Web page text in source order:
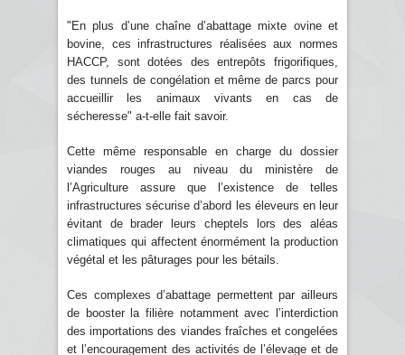
"En plus d’une chaîne d’abattage mixte ovine et
bovine, ces infrastructures réalisées aux normes
HACCP, sont dotées des entrepôts frigorifiques,
des tunnels de congélation et même de parcs pour
accueillir les animaux vivants en cas de
sécheresse" a-t-elle fait savoir.
Cette même responsable en charge du dossier
viandes rouges au niveau du ministère de
l’Agriculture assure que l’existence de telles
infrastructures sécurise d’abord les éleveurs en leur
évitant de brader leurs cheptels lors des aléas
climatiques qui affectent énormément la production
végétal et les pâturages pour les bétails.
Ces complexes d’abattage permettent par ailleurs
de booster la filière notamment avec l’interdiction
des importations des viandes fraîches et congelées
et l’encouragement des activités de l’élevage et de